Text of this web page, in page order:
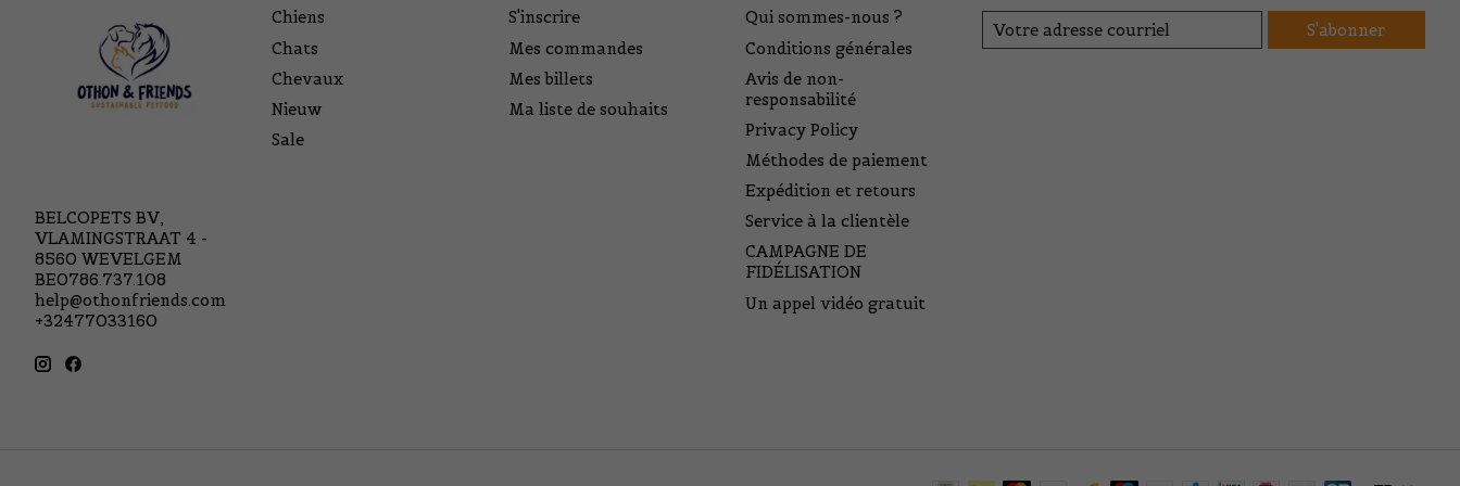
BELCOPETS BV,
VLAMINGSTRAAT 4 -
8560 WEVELGEM
BE0786.737.108
help@othonfriends.com
+32477033160
Chiens
Chats
Chevaux
Nieuw
Sale
S'inscrire
Mes commandes
Mes billets
Ma liste de souhaits
Qui sommes-nous ?
Conditions générales
Avis de non-
responsabilité
Privacy Policy
Méthodes de paiement
Expédition et retours
Service à la clientèle
CAMPAGNE DE
FIDÉLISATION
Un appel vidéo gratuit
S'abonner